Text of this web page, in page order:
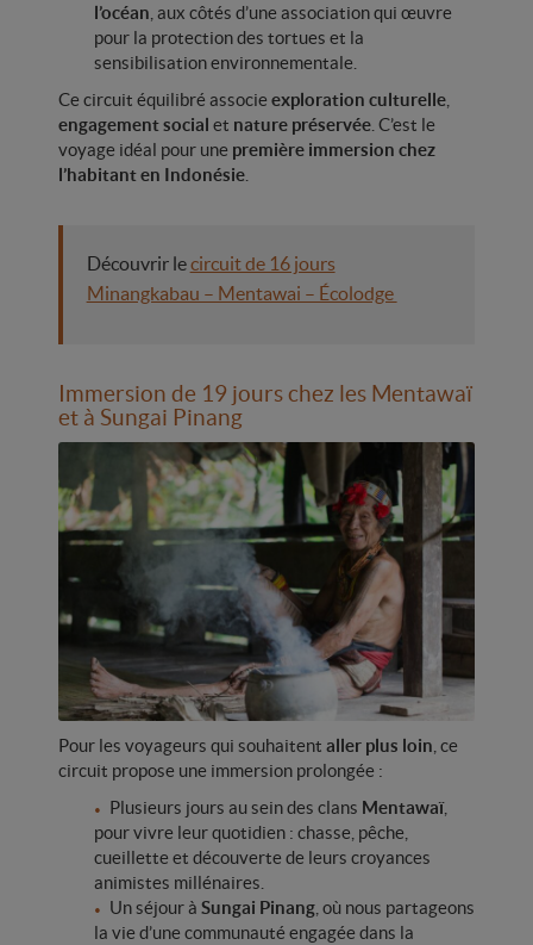
l’océan , aux côtés d’une association qui œuvre
pour la protection des tortues et la
sensibilisation environnementale.
Ce circuit équilibré associe exploration culturelle,
engagement social et nature préservée. C’est le
voyage idéal pour une première immersion chez
l’habitant en Indonésie.
Découvrir lecircuit de 16 jours
Minangkabau – Mentawai – Écolodge
Immersion de 19 jours chez les Mentawaï
et à Sungai Pinang
Pour les voyageurs qui souhaitent aller plus loin , ce
circuit propose une immersion prolongée :
Plusieurs jours au sein des clans Mentawaï,
pour vivre leur quotidien : chasse, pêche,
cueillette et découverte de leurs croyances
animistes millénaires.
Un séjour à Sungai Pinang, où nous partageons
la vie d’une communauté engagée dans la